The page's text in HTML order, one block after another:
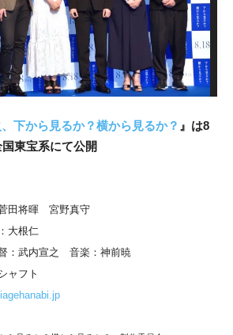
下から見るか？横から見るか？ 』は8
東宝系にて公開
田将暉 宮野真守
大根仁
：武内宣之 音楽：神前暁
ャフト